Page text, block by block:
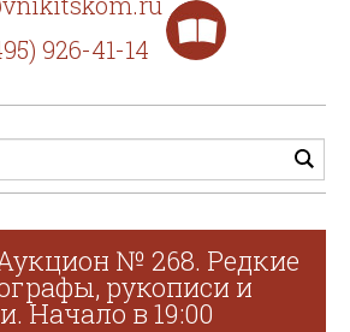
926-41-14
№ 268. Редкие
рукописи и
Начало в 19:00